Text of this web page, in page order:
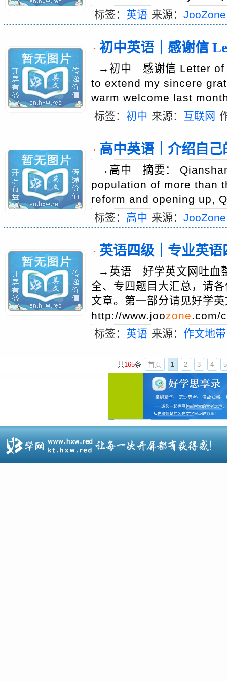
标签： 英语 来源：
· 初中英语｜感谢信
→初中｜感谢信 Letter
to extend my sincere
warm welcome last
标签： 初中 来源： 互联网
· 高中英语｜介绍自
→高中｜摘要：
population of more than
reform and opening up,
标签： 高中 来源：JooZone
· 英语四级｜专业英
→英语｜好学英文网吐血
全、专四题目大汇总，请
文章。第一部分请见好学
http://www.joozone.com/
标签： 英语 来源： 作文地带
共165条 首页 1 2 3 4 5